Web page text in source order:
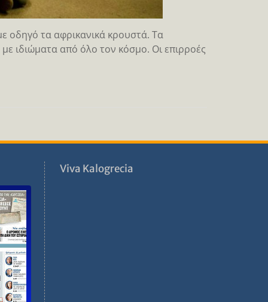
οδηγό τα αφρικανικά κρουστά. Τα
ιδιώματα από όλο τον κόσμο. Οι επιρροές
Viva Kalogrecia